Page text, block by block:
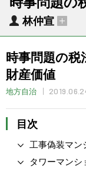
林仲宣
時事問題の
財産価値
地方自治
目次
工事偽装マン
タワーマン